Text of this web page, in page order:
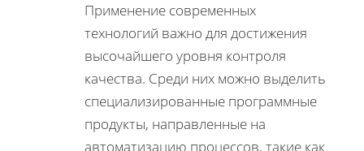
Применение современных
технологий важно для достижения
высочайшего уровня контроля
качества. Среди них можно выделить
специализированные программные
продукты, направленные на
автоматизацию процессов, такие как